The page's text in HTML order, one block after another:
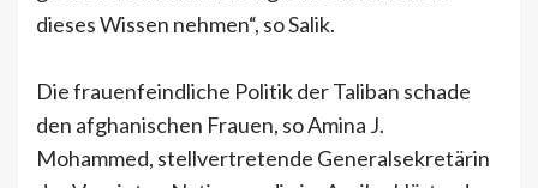
dieses Wissen nehmen“, so Salik.
Die frauenfeindliche Politik der Taliban schade
den afghanischen Frauen, so Amina J.
Mohammed, stellvertretende Generalsekretärin